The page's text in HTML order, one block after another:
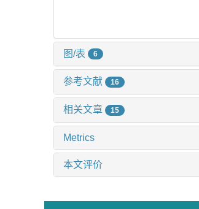
图/表 6
参考文献 16
相关文章 15
Metrics
本文评价